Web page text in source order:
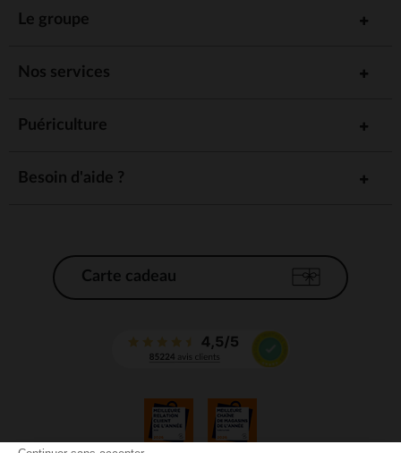
Le groupe
Nos services
Puériculture
Besoin d'aide ?
Carte cadeau